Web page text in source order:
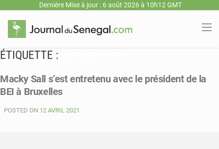
Dernière Mise à jour : 6 août 2026 à 10h12 GMT
ÉTIQUETTE :
Macky Sall s’est entretenu avec le président de la
BEI à Bruxelles
POSTED ON 12 AVRIL 2021